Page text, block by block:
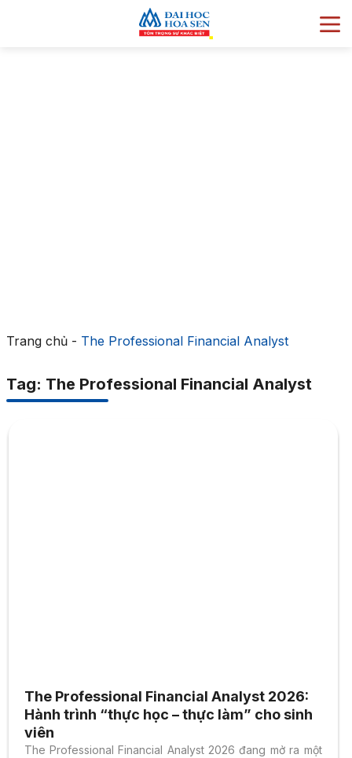
Trang chủ- The Professional Financial Analyst
Tag: The Professional Financial Analyst
The Professional Financial Analyst 2026:
Hành trình “thực học – thực làm” cho sinh
viên
The Professional Financial Analyst 2026 đang mở ra một